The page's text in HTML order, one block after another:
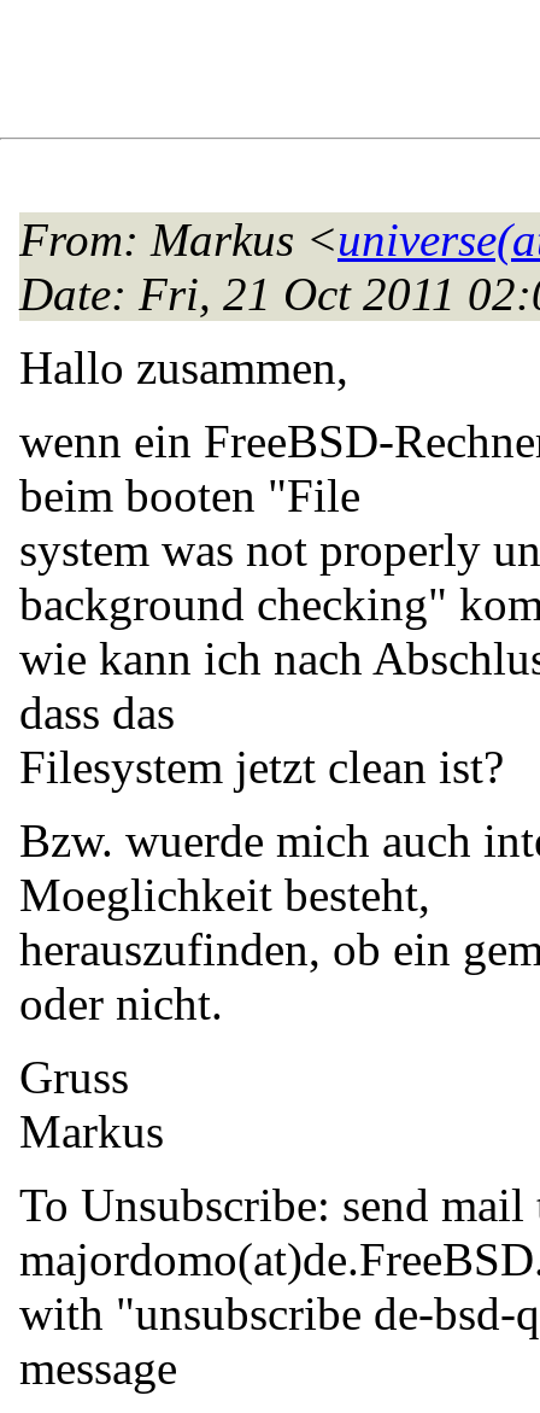
From: Markus <
Date: Fri, 21 Oct 2011
Hallo zusammen,
wenn ein FreeBSD-
beim booten "File
system was not properly
background checking"
wie kann ich nach
dass das
Filesystem jetzt clean ist?
Bzw. wuerde mich auch
Moeglichkeit besteht,
herauszufinden, ob ein
oder nicht.
Gruss
Markus
To Unsubscribe: send mail
majordomo(at)de.
with "unsubscribe de-bsd-
message